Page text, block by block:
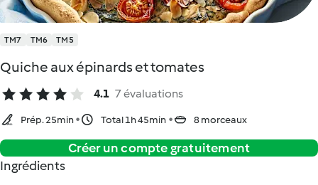
TM7 TM6 TM5
Quiche aux épinards et tomates
4.1 7 évaluations
Prép. 25min Total 1h 45min 8 morceaux
Créer un compte gratuitement
Ingrédients